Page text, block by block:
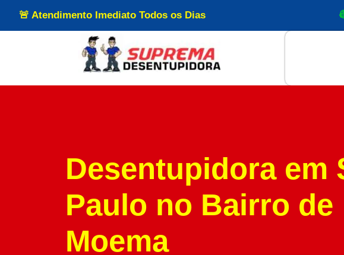
🚨 Atendimento Imediato Todos os Dias
Desentupidora em
Paulo no Bairro de
Moema